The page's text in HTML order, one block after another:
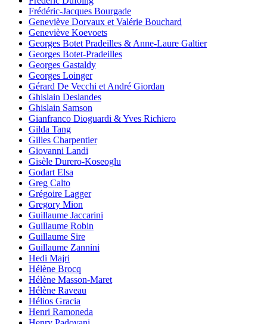
Frédéric-Jacques Bourgade
Geneviève Dorvaux et Valérie Bouchard
Geneviève Koevoets
Georges Botet Pradeilles & Anne-Laure Galtier
Georges Botet-Pradeilles
Georges Gastaldy
Georges Loinger
Gérard De Vecchi et André Giordan
Ghislain Deslandes
Ghislain Samson
Gianfranco Dioguardi & Yves Richiero
Gilda Tang
Gilles Charpentier
Giovanni Landi
Gisèle Durero-Koseoglu
Godart Elsa
Greg Calto
Grégoire Lagger
Gregory Mion
Guillaume Jaccarini
Guillaume Robin
Guillaume Sire
Guillaume Zannini
Hedi Majri
Hélène Brocq
Hélène Masson-Maret
Hélène Raveau
Hélios Gracia
Henri Ramoneda